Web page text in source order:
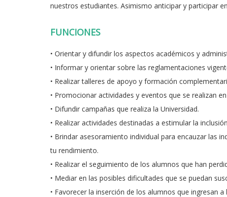
nuestros estudiantes. Asimismo anticipar y participar
FUNCIONES
• Orientar y difundir los aspectos académicos y
• Informar y orientar sobre las reglamentaciones
• Realizar talleres de apoyo y formación
• Promocionar actividades y eventos que se realizan
• Difundir campañas que realiza la Universidad.
• Realizar actividades destinadas a estimular la
• Brindar asesoramiento individual para encauzar las
tu rendimiento.
• Realizar el seguimiento de los alumnos que han
• Mediar en las posibles dificultades que se puedan
• Favorecer la inserción de los alumnos que ingresan a